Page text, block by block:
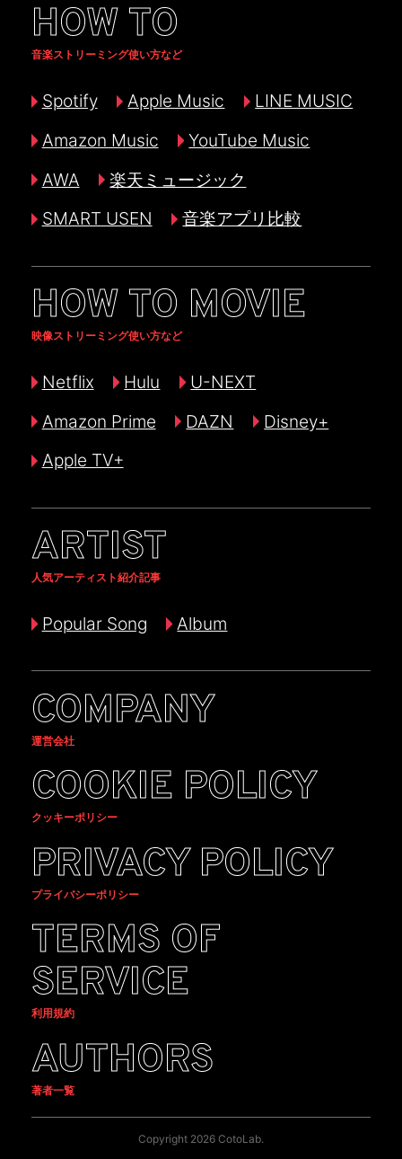
HOW TO
音楽ストリーミング使い方など
Spotify Apple Music
LINE MUSIC
Amazon Music
YouTube Music
AWA
楽天ミュージック
SMART USEN
音楽アプリ比較
HOW TO MOVIE
映像ストリーミング使い方など
Netflix Hulu
U-NEXT
Amazon Prime
DAZN
Disney+
Apple TV+
ARTIST
人気アーティスト紹介記事
Popular Song Album
COMPANY
運営会社
COOKIE POLICY
クッキーポリシー
PRIVACY POLICY
プライバシーポリシー
TERMS OF
SERVICE
利用規約
AUTHORS
著者一覧
Copyright 2026 CotoLab.